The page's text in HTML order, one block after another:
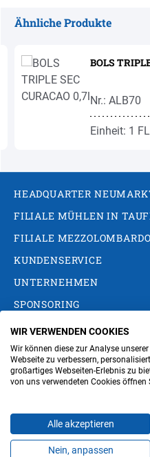
Ähnliche Produkte
BOLS
Nr.: ALB70
Einheit: 1
HEADQUARTER
FILIALE MÜHLEN IN
FILIALE MEZZOLOMBARDO
KUNDENSERVICE
UNTERNEHMEN
SPONSORING
AGB Privacy Policy
Cookie-Einstellungen
WIR VERWENDEN COOKIES
Wir können diese zur Analyse
Webseite zu verbessern,
großartiges Webseiten-Erlebnis zu
von uns verwendeten Cookies öffnen
Alle akzeptieren
Nein, anpassen